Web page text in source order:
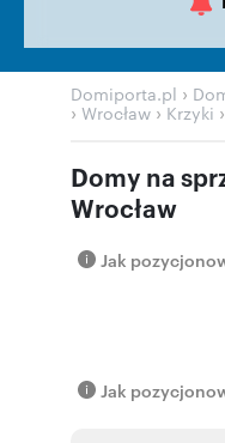
Domiporta.pl ›
› Wrocław ›Krzyki ›
Domy na
Wrocław
Jak
Jak